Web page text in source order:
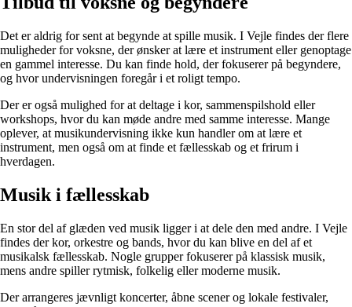
Det er aldrig for sent at begynde at spille musik. I Vejle findes der flere
muligheder for voksne, der ønsker at lære et instrument eller genoptage
en gammel interesse. Du kan finde hold, der fokuserer på begyndere,
og hvor undervisningen foregår i et roligt tempo.
Der er også mulighed for at deltage i kor, sammenspilshold eller
workshops, hvor du kan møde andre med samme interesse. Mange
oplever, at musikundervisning ikke kun handler om at lære et
instrument, men også om at finde et fællesskab og et frirum i
hverdagen.
Musik i fællesskab
En stor del af glæden ved musik ligger i at dele den med andre. I Vejle
findes der kor, orkestre og bands, hvor du kan blive en del af et
musikalsk fællesskab. Nogle grupper fokuserer på klassisk musik,
mens andre spiller rytmisk, folkelig eller moderne musik.
Der arrangeres jævnligt koncerter, åbne scener og lokale festivaler,